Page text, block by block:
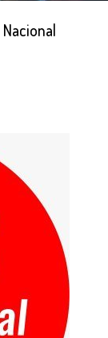
Nacional